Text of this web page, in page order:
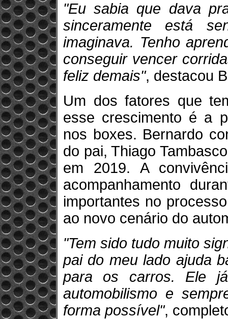
"Eu sabia que dava
sinceramente está
imaginava. Tenho
conseguir vencer
feliz demais", destacou
Um dos fatores que
esse crescimento é a
nos boxes. Bernardo
do pai, Thiago
em 2019. A
acompanhamento
importantes no
ao novo cenário do
"Tem sido tudo muito
pai do meu lado ajuda
para os carros. Ele
automobilismo e
forma possível",